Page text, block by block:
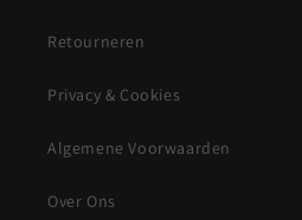
Retourneren
Privacy & Cookies
Algemene Voorwaarden
Over Ons